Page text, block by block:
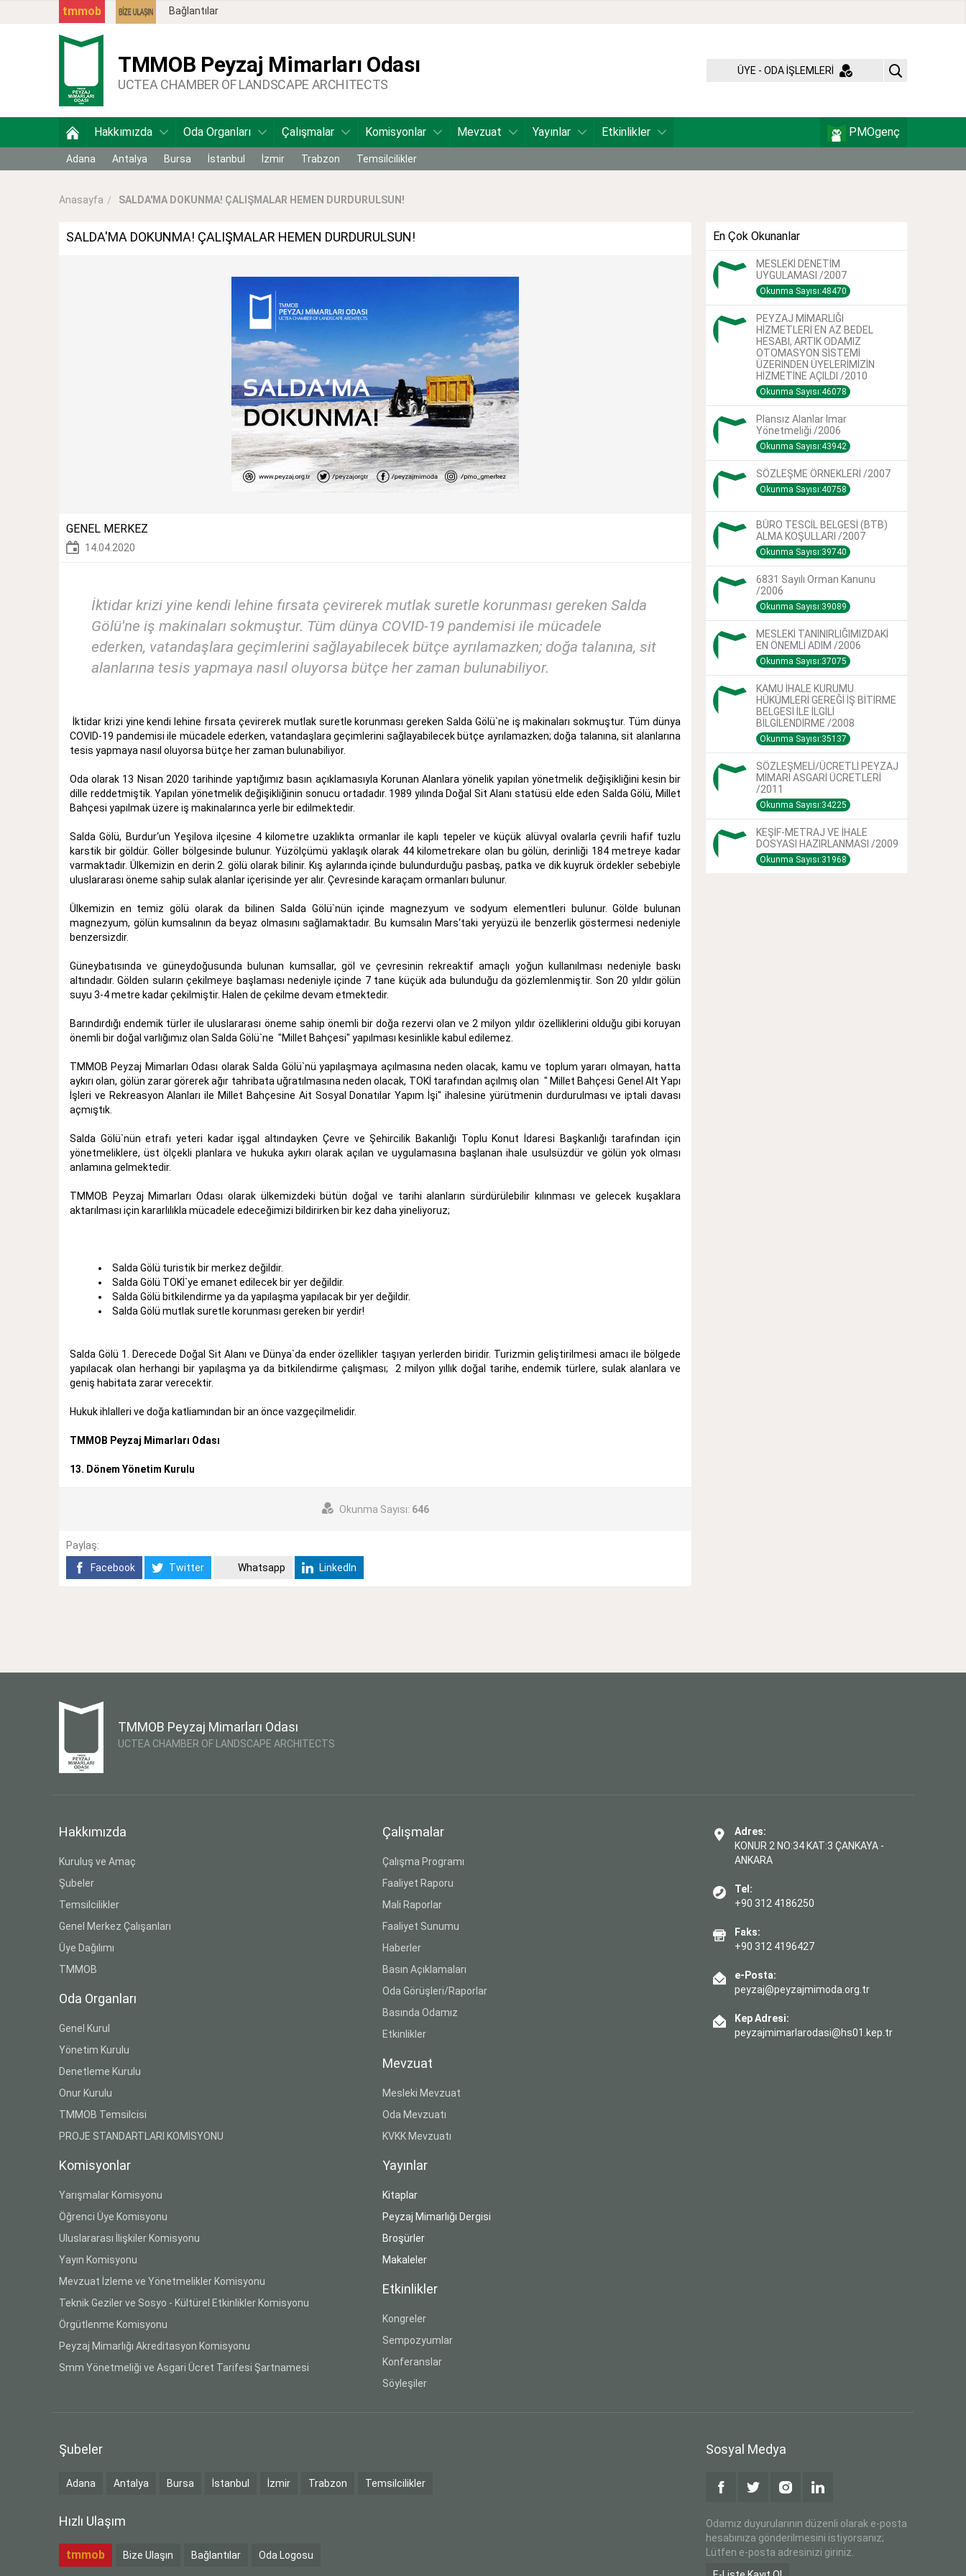
Bağlantılar
tmmob
TMMOB Peyzaj Mimarları Odası
UCTEA CHAMBER OF LANDSCAPE ARCHITECTS
ÜYE - ODA İŞLEMLERİ
Hakkımızda Oda Organları Çalışmalar Komisyonlar Mevzuat Yayınlar Etkinlikler PMOgenç
Adana Antalya Bursa İstanbul İzmir Trabzon Temsilcilikler
Anasayfa SALDA'MA DOKUNMA! ÇALIŞMALAR HEMEN DURDURULSUN!
SALDA'MA DOKUNMA! ÇALIŞMALAR HEMEN DURDURULSUN!
GENEL MERKEZ
14.04.2020
İktidar krizi yine kendi lehine fırsata çevirerek mutlak suretle korunması gereken Salda
Gölü'ne iş makinaları sokmuştur. Tüm dünya COVID-19 pandemisi ile mücadele
ederken, vatandaşlara geçimlerini sağlayabilecek bütçe ayrılamazken; doğa talanına, sit
alanlarına tesis yapmaya nasıl oluyorsa bütçe her zaman bulunabiliyor.
İktidar krizi yine kendi lehine fırsata çevirerek mutlak suretle korunması gereken Salda Gölü`ne iş makinaları sokmuştur. Tüm dünya
COVID-19 pandemisi ile mücadele ederken, vatandaşlara geçimlerini sağlayabilecek bütçe ayrılamazken; doğa talanına, sit alanlarına
tesis yapmaya nasıl oluyorsa bütçe her zaman bulunabiliyor.
Oda olarak 13 Nisan 2020 tarihinde yaptığımız basın açıklamasıyla Korunan Alanlara yönelik yapılan yönetmelik değişikliğini kesin bir
dille reddetmiştik. Yapılan yönetmelik değişikliğinin sonucu ortadadır. 1989 yılında Doğal Sit Alanı statüsü elde eden Salda Gölü, Millet
Bahçesi yapılmak üzere iş makinalarınca yerle bir edilmektedir.
Salda Gölü, Burdur‘un Yeşilova ilçesine 4 kilometre uzaklıkta ormanlar ile kaplı tepeler ve küçük alüvyal ovalarla çevrili hafif tuzlu
karstik bir göldür. Göller bölgesinde bulunur. Yüzölçümü yaklaşık olarak 44 kilometrekare olan bu gölün, derinliği 184 metreye kadar
varmaktadır. Ülkemizin en derin 2. gölü olarak bilinir. Kış aylarında içinde bulundurduğu pasbaş, patka ve dik kuyruk ördekler sebebiyle
uluslararası öneme sahip sulak alanlar içerisinde yer alır. Çevresinde karaçam ormanları bulunur.
Ülkemizin en temiz gölü olarak da bilinen Salda Gölü`nün içinde magnezyum ve sodyum elementleri bulunur. Gölde bulunan
magnezyum, gölün kumsalının da beyaz olmasını sağlamaktadır. Bu kumsalın Mars‘taki yeryüzü ile benzerlik göstermesi nedeniyle
benzersizdir.
Güneybatısında ve güneydoğusunda bulunan kumsallar, göl ve çevresinin rekreaktif amaçlı yoğun kullanılması nedeniyle baskı
altındadır. Gölden suların çekilmeye başlaması nedeniyle içinde 7 tane küçük ada bulunduğu da gözlemlenmiştir. Son 20 yıldır gölün
suyu 3-4 metre kadar çekilmiştir. Halen de çekilme devam etmektedir.
Barındırdığı endemik türler ile uluslararası öneme sahip önemli bir doğa rezervi olan ve 2 milyon yıldır özelliklerini olduğu gibi koruyan
önemli bir doğal varlığımız olan Salda Gölü`ne "Millet Bahçesi" yapılması kesinlikle kabul edilemez.
TMMOB Peyzaj Mimarları Odası olarak Salda Gölü`nü yapılaşmaya açılmasına neden olacak, kamu ve toplum yararı olmayan, hatta
aykırı olan, gölün zarar görerek ağır tahribata uğratılmasına neden olacak, TOKİ tarafından açılmış olan " Millet Bahçesi Genel Alt Yapı
İşleri ve Rekreasyon Alanları ile Millet Bahçesine Ait Sosyal Donatılar Yapım İşi" ihalesine yürütmenin durdurulması ve iptali davası
açmıştık.
Salda Gölü`nün etrafı yeteri kadar işgal altındayken Çevre ve Şehircilik Bakanlığı Toplu Konut İdaresi Başkanlığı tarafından için
yönetmeliklere, üst ölçekli planlara ve hukuka aykırı olarak açılan ve uygulamasına başlanan ihale usulsüzdür ve gölün yok olması
anlamına gelmektedir.
TMMOB Peyzaj Mimarları Odası olarak ülkemizdeki bütün doğal ve tarihi alanların sürdürülebilir kılınması ve gelecek kuşaklara
aktarılması için kararlılıkla mücadele edeceğimizi bildirirken bir kez daha yineliyoruz;
Salda Gölü turistik bir merkez değildir.
Salda Gölü TOKİ`ye emanet edilecek bir yer değildir.
Salda Gölü bitkilendirme ya da yapılaşma yapılacak bir yer değildir.
Salda Gölü mutlak suretle korunması gereken bir yerdir!
Salda Gölü 1. Derecede Doğal Sit Alanı ve Dünya`da ender özellikler taşıyan yerlerden biridir. Turizmin geliştirilmesi amacı ile bölgede
yapılacak olan herhangi bir yapılaşma ya da bitkilendirme çalışması; 2 milyon yıllık doğal tarihe, endemik türlere, sulak alanlara ve
geniş habitata zarar verecektir.
Hukuk ihlalleri ve doğa katliamından bir an önce vazgeçilmelidir.
TMMOB Peyzaj Mimarları Odası
13. Dönem Yönetim Kurulu
Okunma Sayısı: 646
Paylaş:
Facebook
Twitter Whatsapp LinkedIn
En Çok Okunanlar
MESLEKİ DENETİM
UYGULAMASI /2007
Okunma Sayısı:48470
PEYZAJ MİMARLIĞI
HİZMETLERİ EN AZ BEDEL
HESABI, ARTIK ODAMIZ
OTOMASYON SİSTEMİ
ÜZERİNDEN ÜYELERİMİZİN
HİZMETİNE AÇILDI /2010
Okunma Sayısı:46078
Plansız Alanlar Imar
Yönetmeliği /2006
Okunma Sayısı:43942
SÖZLEŞME ÖRNEKLERİ /2007
Okunma Sayısı:40758
BÜRO TESCİL BELGESİ (BTB)
ALMA KOŞULLARI /2007
Okunma Sayısı:39740
6831 Sayılı Orman Kanunu
/2006
Okunma Sayısı:39089
MESLEKİ TANINIRLIĞIMIZDAKİ
EN ÖNEMLİ ADIM /2006
Okunma Sayısı:37075
KAMU İHALE KURUMU
HÜKÜMLERİ GEREĞİ İŞ BİTİRME
BELGESİ İLE İLGİLİ
BİLGİLENDİRME /2008
Okunma Sayısı:35137
SÖZLEŞMELİ/ÜCRETLİ PEYZAJ
MİMARI ASGARİ ÜCRETLERİ
/2011
Okunma Sayısı:34225
KEŞİF-METRAJ VE İHALE
DOSYASI HAZIRLANMASI /2009
Okunma Sayısı:31968
TMMOB Peyzaj Mimarları Odası
UCTEA CHAMBER OF LANDSCAPE ARCHITECTS
Hakkımızda
Kuruluş ve Amaç
Şubeler
Temsilcilikler
Genel Merkez Çalışanları
Üye Dağılımı
TMMOB
Oda Organları
Genel Kurul
Yönetim Kurulu
Denetleme Kurulu
Onur Kurulu
TMMOB Temsilcisi
PROJE STANDARTLARI KOMİSYONU
Komisyonlar
Yarışmalar Komisyonu
Öğrenci Üye Komisyonu
Uluslararası İlişkiler Komisyonu
Yayın Komisyonu
Mevzuat İzleme ve Yönetmelikler Komisyonu
Teknik Geziler ve Sosyo - Kültürel Etkinlikler Komisyonu
Örgütlenme Komisyonu
Peyzaj Mimarlığı Akreditasyon Komisyonu
Smm Yönetmeliği ve Asgari Ücret Tarifesi Şartnamesi
Çalışmalar
Çalışma Programı
Faaliyet Raporu
Mali Raporlar
Faaliyet Sunumu
Haberler
Basın Açıklamaları
Oda Görüşleri/Raporlar
Basında Odamız
Etkinlikler
Mevzuat
Mesleki Mevzuat
Oda Mevzuatı
KVKK Mevzuatı
Yayınlar
Kitaplar
Peyzaj Mimarlığı Dergisi
Broşürler
Makaleler
Etkinlikler
Kongreler
Sempozyumlar
Konferanslar
Söyleşiler
Adres:
KONUR 2 NO:34 KAT:3 ÇANKAYA -
ANKARA
Tel:
+90 312 4186250
Faks:
+90 312 4196427
e-Posta:
peyzaj@peyzajmimoda.org.tr
Kep Adresi:
peyzajmimarlarodasi@hs01.kep.tr
Şubeler
Adana Antalya Bursa İstanbul İzmir Trabzon Temsilcilikler
Hızlı Ulaşım
tmmob Bize Ulaşın Bağlantılar Oda Logosu
Sosyal Medya
Odamız duyurularının düzenli olarak e-posta
hesabınıza gönderilmesini istiyorsanız;
Lütfen e-posta adresinizi giriniz.